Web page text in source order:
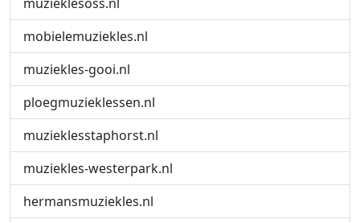
mobielemuziekles.nl
muziekles-gooi.nl
ploegmuzieklessen.nl
muzieklesstaphorst.nl
muziekles-westerpark.nl
hermansmuziekles.nl